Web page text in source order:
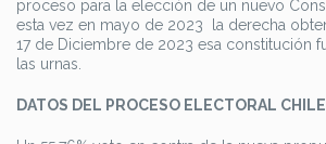
proceso para la elección de un nuevo
esta vez en mayo de 2023 la derecha
17 de Diciembre de 2023 esa constitución
las urnas.
DATOS DEL PROCESO ELECTORAL